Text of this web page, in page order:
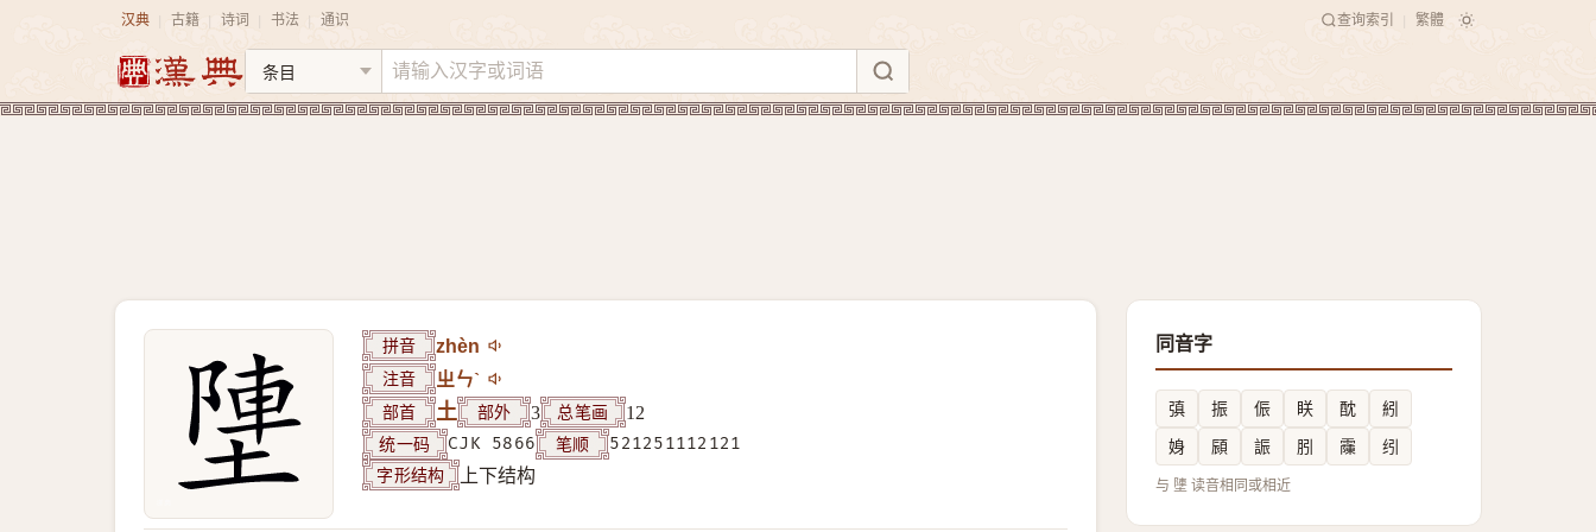
汉典 古籍 诗词 书法 通识 查询索引 繁體
拼音 zhèn
注音 ㄓㄣˋ
部首 土 部外 3 总笔画 12
统一码 CJK 5866 笔顺 521251112121
字形结构 上下结构
同音字
㣀 振 侲 眹 酖
紖
㛛
䫃 誫 䏖 䨯 纼
与 塦 读音相同或相近